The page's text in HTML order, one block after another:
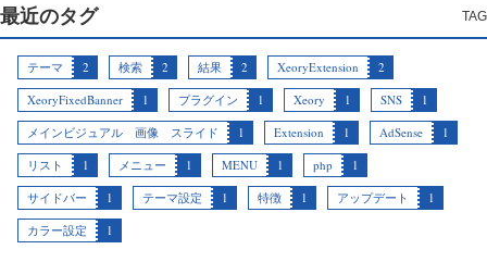
最近のタグ
テーマ 2 検索 2 結果 2 XeoryExtension
2
XeoryFixedBanner
1 プラグイン 1 Xeory 1 SNS
1
メインビジュアル 画像 スライド
1 Extension 1 AdSense
1
リスト
1 メニュー 1 MENU 1 php
1
サイドバー
1 テーマ設定 1 特徴 1 アップデート
1
カラー設定
1